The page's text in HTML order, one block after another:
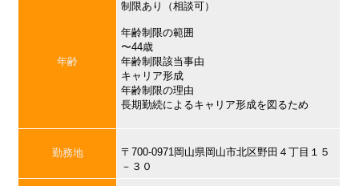
年齢
制限あり（相談可）
年齢制限の範囲
〜44歳
年齢制限該当事由
キャリア形成
年齢制限の理由
長期勤続によるキャリア形成を図るため
勤務地
〒700-0971岡山県岡山市北区野田４丁目１５
－３０